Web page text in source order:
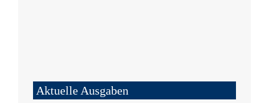
Aktuelle Ausgaben